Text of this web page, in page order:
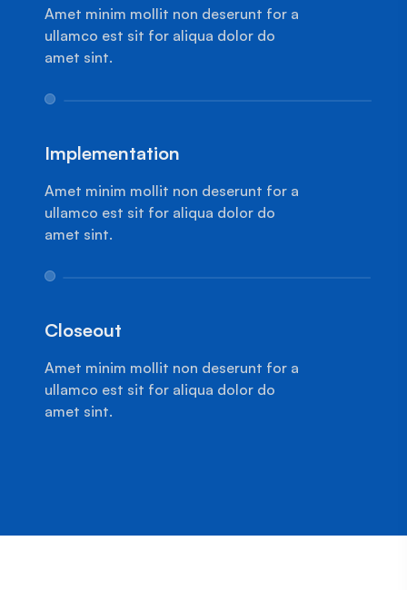
Amet minim mollit non deserunt for a
ullamco est sit for aliqua dolor do
amet sint.
1
Implementation
Amet minim mollit non deserunt for a
ullamco est sit for aliqua dolor do
amet sint.
1
Closeout
Amet minim mollit non deserunt for a
ullamco est sit for aliqua dolor do
amet sint.